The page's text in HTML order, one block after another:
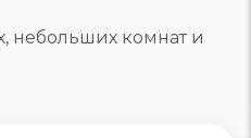
небольших комнат и